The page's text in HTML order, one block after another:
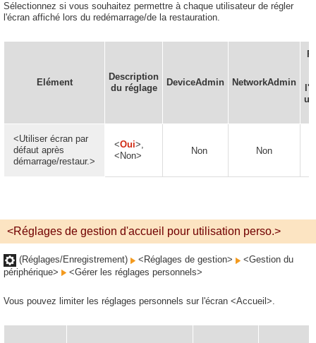
Sélectionnez si vous souhaitez permettre à chaque utilisateur de régler
l'écran affiché lors du redémarrage/de la restauration.
Elément
Description
du réglage
DeviceAdmin NetworkAdmin
<Utiliser écran par
défaut après
démarrage/restaur.>
<Oui>,
<Non>
Non Non
<Réglages de gestion d'accueil pour utilisation perso.>
(Réglages/Enregistrement) <Réglages de gestion>
<Gestion du
périphérique>
<Gérer les réglages personnels>
Vous pouvez limiter les réglages personnels sur l'écran <Accueil>.